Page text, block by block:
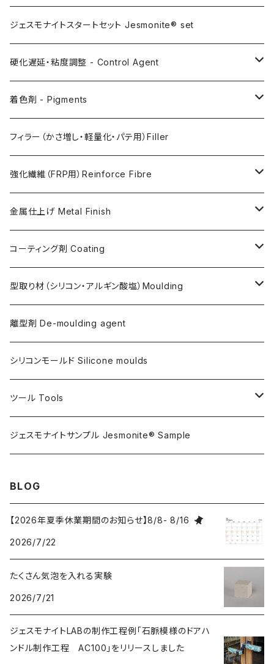
AC100
AC200
AC730
FLEX METAL
ジェスモナイトスタートセット Jesmonite® set
硬化遅延・粘度調整 - Control Agent
Retarder（硬化遅延剤）
Thixotrope for AC100（増粘・タレ止め剤）
Softener for AC730 (粘度低下剤)
着色剤 - Pigments
Jesmonite製Pigments
日本製Pigments
フィラー（かさ増し・軽量化・パテ用）Filler
強化繊維（FRP用）Reinforce Fibre
ガラス繊維 AC100用
ガラス繊維 AC730用
天然繊維 AC100/AC730共用
金属仕上げ Metal Finish
Metal Filler (AC100用金属粉)・鉄粉
Flex Metal (AC730ベースの金属粉入り主材)
金属仕上げ副資材
コーティング剤 Coating
アクリリックシーラーAC100用
AQSコートAC100用
フレキシガードシーラーAC730用
ステインプルーフコートAC100/AC730両用
型取り材（シリコン・アルギン酸塩）Moulding
シリコン
アルギン酸塩（アルジネート）
離型剤 De-moulding agent
シリコンモールド Silicone moulds
ツール Tools
攪拌ブレード Mixing blade
カップ Cup
ジェスモナイトサンプル Jesmonite® Sample
BLOG
【2026年夏季休業期間のお知らせ】8/8- 8/16
2026/7/22
たくさん気泡を入れる実験
2026/7/21
ジェスモナイトLABの制作工程例「石脈模様のドアハ
ンドル制作工程 AC100」をリリースしました